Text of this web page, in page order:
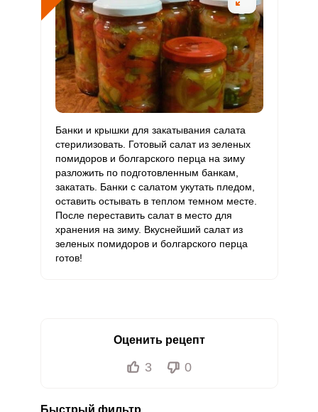
Хром 110 мкг 50 мкг 4.8
Цинк 18.3 мг 12 мг 3.3 50.8
Бор 4150 мкг 1200 мкг 7.5 115.3
Ванадий 990 мкг 20 мкг 107 1650
Молибден 316 мкг 70 мкг 9.8 150.5
Банки и крышки для закатывания салата
стерилизовать. Готовый салат из зеленых
помидоров и болгарского перца на зиму
разложить по подготовленным банкам,
закатать. Банки с салатом укутать пледом,
оставить остывать в теплом темном месте.
После переставить салат в место для
хранения на зиму. Вкуснейший салат из
зеленых помидоров и болгарского перца
готов!
Оценить рецепт
3 0
Быстрый фильтр